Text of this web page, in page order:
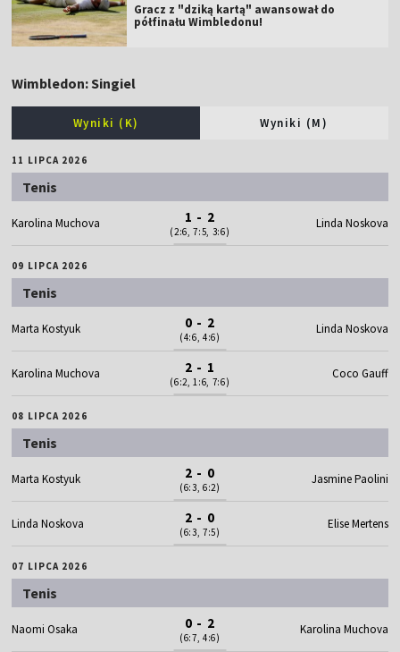
Gracz z "dziką kartą" awansował do
półfinału Wimbledonu!
Wimbledon: Singiel
Wyniki (K) Wyniki (M)
11 LIPCA 2026
Tenis
Karolina Muchova 1 - 2
(2:6, 7:5, 3:6)
Linda Noskova
09 LIPCA 2026
Tenis
Marta Kostyuk 0 - 2
(4:6, 4:6)
Linda Noskova
Karolina Muchova 2 - 1
(6:2, 1:6, 7:6)
Coco Gauff
08 LIPCA 2026
Tenis
Marta Kostyuk 2 - 0
(6:3, 6:2)
Jasmine Paolini
Linda Noskova 2 - 0
(6:3, 7:5)
Elise Mertens
07 LIPCA 2026
Tenis
Naomi Osaka 0 - 2
(6:7, 4:6)
Karolina Muchova